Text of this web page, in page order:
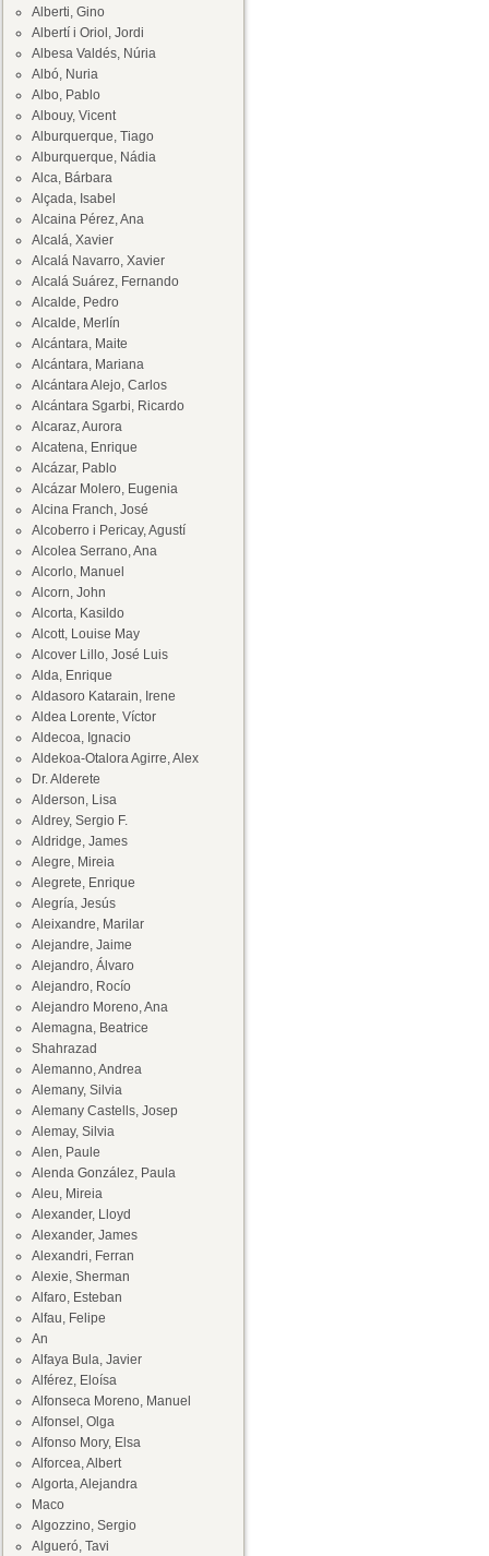
Alberti, Gino
Albertí i Oriol, Jordi
Albesa Valdés, Núria
Albó, Nuria
Albo, Pablo
Albouy, Vicent
Alburquerque, Tiago
Alburquerque, Nádia
Alca, Bárbara
Alçada, Isabel
Alcaina Pérez, Ana
Alcalá, Xavier
Alcalá Navarro, Xavier
Alcalá Suárez, Fernando
Alcalde, Pedro
Alcalde, Merlín
Alcántara, Maite
Alcántara, Mariana
Alcántara Alejo, Carlos
Alcántara Sgarbi, Ricardo
Alcaraz, Aurora
Alcatena, Enrique
Alcázar, Pablo
Alcázar Molero, Eugenia
Alcina Franch, José
Alcoberro i Pericay, Agustí
Alcolea Serrano, Ana
Alcorlo, Manuel
Alcorn, John
Alcorta, Kasildo
Alcott, Louise May
Alcover Lillo, José Luis
Alda, Enrique
Aldasoro Katarain, Irene
Aldea Lorente, Víctor
Aldecoa, Ignacio
Aldekoa-Otalora Agirre, Alex
Dr. Alderete
Alderson, Lisa
Aldrey, Sergio F.
Aldridge, James
Alegre, Mireia
Alegrete, Enrique
Alegría, Jesús
Aleixandre, Marilar
Alejandre, Jaime
Alejandro, Álvaro
Alejandro, Rocío
Alejandro Moreno, Ana
Alemagna, Beatrice
Shahrazad
Alemanno, Andrea
Alemany, Silvia
Alemany Castells, Josep
Alemay, Silvia
Alen, Paule
Alenda González, Paula
Aleu, Mireia
Alexander, Lloyd
Alexander, James
Alexandri, Ferran
Alexie, Sherman
Alfaro, Esteban
Alfau, Felipe
An
Alfaya Bula, Javier
Alférez, Eloísa
Alfonseca Moreno, Manuel
Alfonsel, Olga
Alfonso Mory, Elsa
Alforcea, Albert
Algorta, Alejandra
Maco
Algozzino, Sergio
Algueró, Tavi